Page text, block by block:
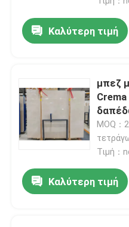
Προϊόντα
Καλύτερη τιμή
μπεζ
MOQ：
Τιμή：
Καλύτερη τιμή